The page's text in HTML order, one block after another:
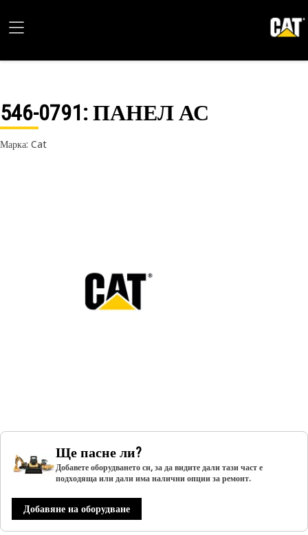
546-0791: ПАНЕЛ АС
Марка: Cat
Ще пасне ли?
Добавете оборудването си, за да видите дали тази част е
подходяща или дали има налични опции за ремонт.
Добавяне на оборудване